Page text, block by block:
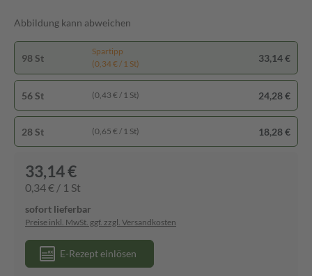
Abbildung kann abweichen
98 St
Spartipp
(0,34 € / 1 St)
33,14 €
56 St (0,43 € / 1 St) 24,28 €
28 St (0,65 € / 1 St) 18,28 €
33,14 €
0,34 € / 1 St
sofort lieferbar
Preise inkl. MwSt. ggf. zzgl. Versandkosten
E-Rezept einlösen